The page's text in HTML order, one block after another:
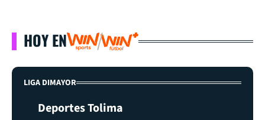
HOY EN
LIGA DIMAYOR
Deportes Tolima